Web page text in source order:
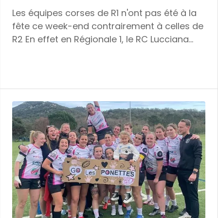
du 26 avril à Lucciana. A l'échelon inférieur
en Régionale 2, nos deux représentants
jouaient, aussi, des rencontres…
Les équipes corses de R1 n'ont pas été à la
fête ce week-end contrairement à celles de
R2 En effet en Régionale 1, le RC Lucciana
Le Brusc 43 à 32. De son côté, le CRAB n'a
pas tenu la distance sur la pelouse
d'Orange en s'inclinant largement 57 à 15. La
troisième équipe insulaire dans ce
championnat territorial de R1, en
l'occurrence Portivechju Rugby ne s'est pas
déplacée à Salon de Provence, le leader de
la Poule, et a donc déclaré forfait.
Heureusement, les équipes de Régionale 2
ont relevé le gant à commencer par le RC